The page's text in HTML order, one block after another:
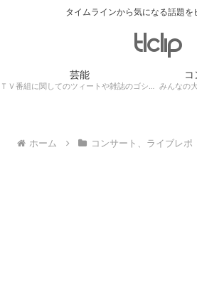
タイムラインから気になる話題を
芸能
ＴＶ番組に関してのツィートや雑誌のゴシップ記事、芸能人目撃情報・ロケ現場遭遇・・・
ホーム コンサート、ライブレポ